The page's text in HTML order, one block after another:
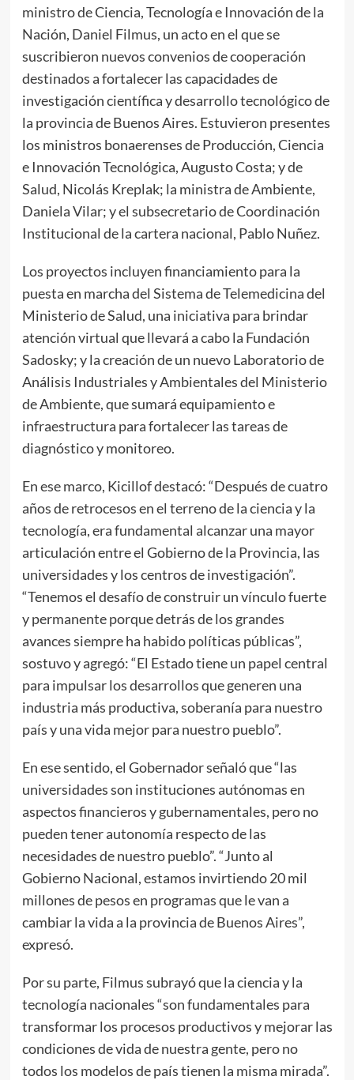
ministro de Ciencia, Tecnología e Innovación de la
Nación, Daniel Filmus, un acto en el que se
suscribieron nuevos convenios de cooperación
destinados a fortalecer las capacidades de
investigación científica y desarrollo tecnológico de
la provincia de Buenos Aires. Estuvieron presentes
los ministros bonaerenses de Producción, Ciencia
e Innovación Tecnológica, Augusto Costa; y de
Salud, Nicolás Kreplak; la ministra de Ambiente,
Daniela Vilar; y el subsecretario de Coordinación
Institucional de la cartera nacional, Pablo Nuñez.
Los proyectos incluyen financiamiento para la
puesta en marcha del Sistema de Telemedicina del
Ministerio de Salud, una iniciativa para brindar
atención virtual que llevará a cabo la Fundación
Sadosky; y la creación de un nuevo Laboratorio de
Análisis Industriales y Ambientales del Ministerio
de Ambiente, que sumará equipamiento e
infraestructura para fortalecer las tareas de
diagnóstico y monitoreo.
En ese marco, Kicillof destacó: “Después de cuatro
años de retrocesos en el terreno de la ciencia y la
tecnología, era fundamental alcanzar una mayor
articulación entre el Gobierno de la Provincia, las
universidades y los centros de investigación”.
“Tenemos el desafío de construir un vínculo fuerte
y permanente porque detrás de los grandes
avances siempre ha habido políticas públicas”,
sostuvo y agregó: “El Estado tiene un papel central
para impulsar los desarrollos que generen una
industria más productiva, soberanía para nuestro
país y una vida mejor para nuestro pueblo”.
En ese sentido, el Gobernador señaló que “las
universidades son instituciones autónomas en
aspectos financieros y gubernamentales, pero no
pueden tener autonomía respecto de las
necesidades de nuestro pueblo”. “Junto al
Gobierno Nacional, estamos invirtiendo 20 mil
millones de pesos en programas que le van a
cambiar la vida a la provincia de Buenos Aires”,
expresó.
Por su parte, Filmus subrayó que la ciencia y la
tecnología nacionales “son fundamentales para
transformar los procesos productivos y mejorar las
condiciones de vida de nuestra gente, pero no
todos los modelos de país tienen la misma mirada”.